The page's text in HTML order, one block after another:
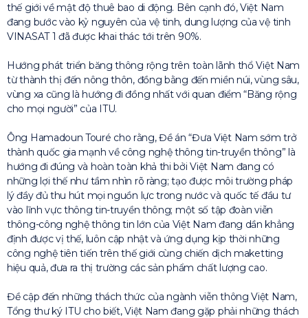
thế giới về mật độ thuê bao di động. Bên cạnh đó, Việt Nam
đang bước vào kỷ nguyên của vệ tinh, dung lượng của vệ tinh
VINASAT 1 đã được khai thác tới trên 90%.
Hướng phát triển băng thông rộng trên toàn lãnh thổ Việt Nam
từ thành thị đến nông thôn, đồng bằng đến miền núi, vùng sâu,
vùng xa cũng là hướng đi đồng nhất với quan điểm “Băng rộng
cho mọi người” của ITU.
Ông Hamadoun Touré cho rằng, Đề án “Đưa Việt Nam sớm trở
thành quốc gia mạnh về công nghệ thông tin-truyền thông” là
hướng đi đúng và hoàn toàn khả thi bởi Việt Nam đang có
những lợi thế như tầm nhìn rõ ràng; tạo được môi trường pháp
lý đầy đủ thu hút mọi nguồn lực trong nước và quốc tế đầu tư
vào lĩnh vực thông tin-truyền thông; một số tập đoàn viễn
thông-công nghệ thông tin lớn của Việt Nam đang dần khẳng
định được vị thế, luôn cập nhật và ứng dụng kịp thời những
công nghệ tiên tiến trên thế giới cùng chiến dịch maketting
hiệu quả, đưa ra thị trường các sản phẩm chất lượng cao.
Đề cập đến những thách thức của ngành viễn thông Việt Nam,
Tổng thư ký ITU cho biết, Việt Nam đang gặp phải những thách